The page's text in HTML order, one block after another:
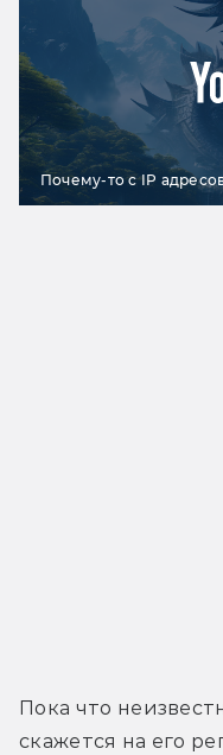
Почему-то с IP
Пока что
скажется на его